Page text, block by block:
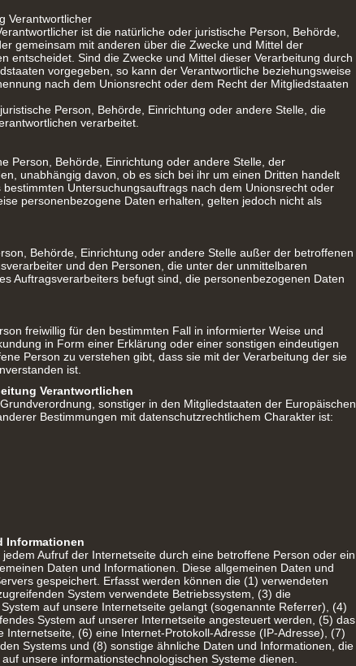
Verantwortlicher
ist die natürliche oder juristische Person, Behörde,
gemeinsam mit anderen über die Zwecke und Mittel der
entscheidet. Sind die Zwecke und Mittel dieser Verarbeitung durch
vorgegeben, so kann der Verantwortliche beziehungsweise
nach dem Unionsrecht oder dem Recht der Mitgliedstaaten
Person, Behörde, Einrichtung oder andere Stelle, die
verarbeitet.
Person, Behörde, Einrichtung oder andere Stelle, der
unabhängig davon, ob es sich bei ihr um einen Dritten handelt
Untersuchungsauftrags nach dem Unionsrecht oder
personenbezogene Daten erhalten, gelten jedoch nicht als
Behörde, Einrichtung oder andere Stelle außer der betroffenen
und den Personen, die unter der unmittelbaren
Auftragsverarbeiters befugt sind, die personenbezogenen Daten
freiwillig für den bestimmten Fall in informierter Weise und
in Form einer Erklärung oder einer sonstigen eindeutigen
Person zu verstehen gibt, dass sie mit der Verarbeitung der sie
ist.
Verantwortlichen
sonstiger in den Mitgliedstaaten der Europäischen
Bestimmungen mit datenschutzrechtlichem Charakter ist:
Informationen
Aufruf der Internetseite durch eine betroffene Person oder ein
Daten und Informationen. Diese allgemeinen Daten und
gespeichert. Erfasst werden können die (1) verwendeten
System verwendete Betriebssystem, (3) die
auf unsere Internetseite gelangt (sogenannte Referrer), (4)
System auf unserer Internetseite angesteuert werden, (5) das
Internetseite, (6) eine Internet-Protokoll-Adresse (IP-Adresse), (7)
Systems und (8) sonstige ähnliche Daten und Informationen, die
unsere informationstechnologischen Systeme dienen.